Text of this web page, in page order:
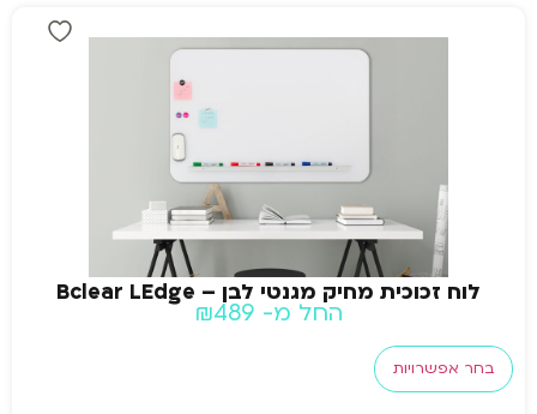
לוח זכוכית מחיק מגנטי לבן – Bclear LEdge
החל מ- ₪489
בחר אפשרויות